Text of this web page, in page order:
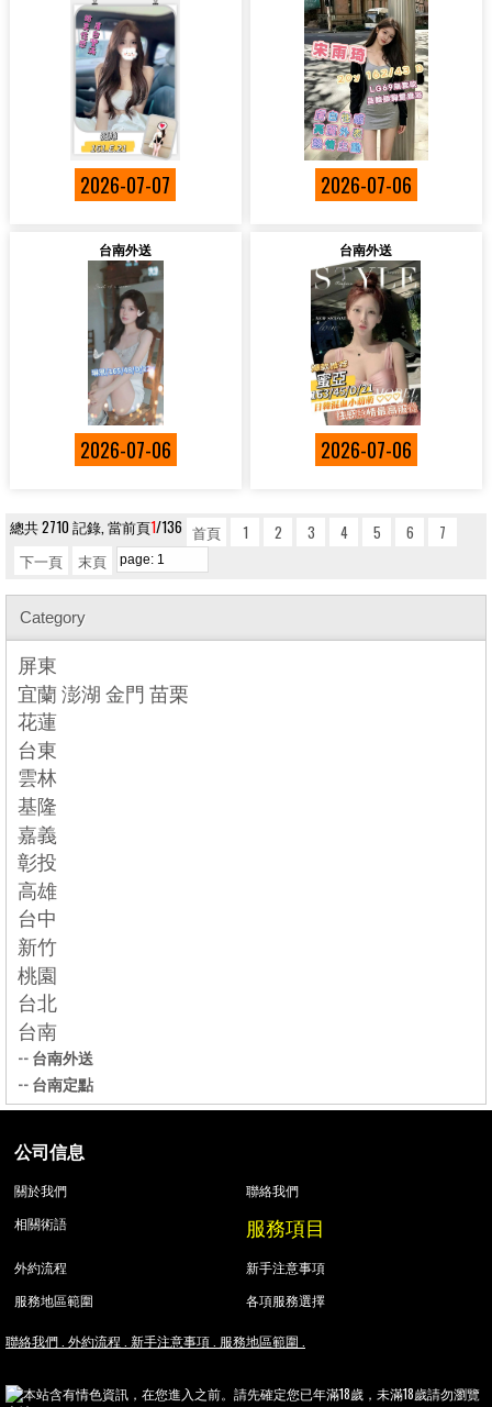
2026-07-07 2026-07-06
台南外送
2026-07-06
台南外送
2026-07-06
總共 2710 記錄, 當前頁1/136 首頁 1 2 3 4 5 6
7
下一頁
末頁
Category
屏東
宜蘭 澎湖 金門 苗栗
花蓮
台東
雲林
基隆
嘉義
彰投
高雄
台中
新竹
桃園
台北
台南
--台南外送
--台南定點
公司信息
關於我們
聯絡我們
相關術語
服務項目
外約流程
新手注意事項
服務地區範圍
各項服務選擇
聯絡我們 . 外約流程 . 新手注意事項 . 服務地區範圍 .
本站含有情色資訊，在您進入之前。請先確定您已年滿18歲，未滿18歲請勿瀏覽